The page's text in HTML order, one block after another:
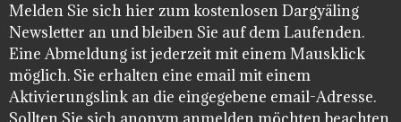
Melden Sie sich hier zum kostenlosen Dargyäling
Newsletter an und bleiben Sie auf dem Laufenden.
Eine Abmeldung ist jederzeit mit einem Mausklick
möglich. Sie erhalten eine email mit einem
Aktivierungslink an die eingegebene email-Adresse.